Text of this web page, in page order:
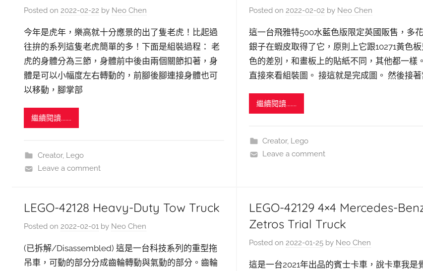
Posted on 2022-02-22 by Neo Chen
今年是虎年，樂高就十分應景的出了隻老虎！比起過
往拚的系列這隻老虎簡單的多！下面是組裝過程： 老
虎的身體分為三節，身體前中後由兩個關節扣著，身
體是可以小幅度左右轉動的，前腳後腳連接身體也可
以移動，腳掌部
繼續閱讀.......
Creator, Lego
Leave a comment
Posted on 2022-02-02 by Neo Chen
這一台飛雅特500水藍色版限定英國販售，多
銀子在蝦皮取得了它，原則上它跟10271黃色
色的差別，和畫板上的貼紙不同，其他都一樣
直接來看組裝圖。 接這就是完成圖。 然後接
繼續閱讀.......
Creator, Lego
Leave a comment
LEGO-42128 Heavy-Duty Tow Truck
Posted on 2022-02-01 by Neo Chen
(已拆解/Disassembled) 這是一台科技系列的重型拖
吊車，可動的部分分成齒輪轉動與氣動的部分。齒輪
LEGO-42129 4×4 Mercedes-
Zetros Trial Truck
Posted on 2022-01-25by Neo Chen
這是一台2021年出品的賓士卡車，說卡車我是